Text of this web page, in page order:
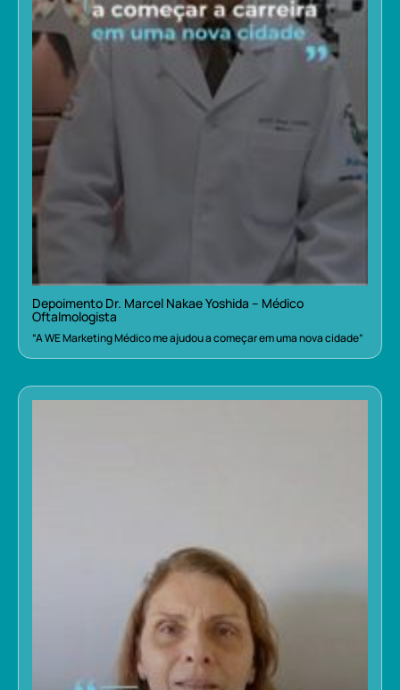
Depoimento Dr. Marcel Nakae Yoshida – Médico
Oftalmologista
“A WE Marketing Médico me ajudou a começar em uma nova cidade”